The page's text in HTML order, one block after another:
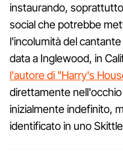
instaurando,
social che potrebbe
l'incolumità del
data a Inglewood, in
l'autore di "Harry's
direttamente
inizialmente indefinito,
identificato in uno